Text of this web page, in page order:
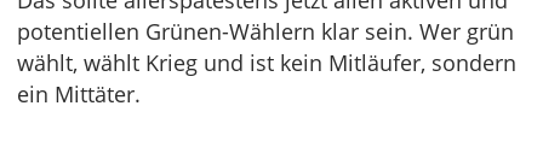
potentiellen Grünen-Wählern klar sein. Wer grün
wählt, wählt Krieg und ist kein Mitläufer, sondern
ein Mittäter.